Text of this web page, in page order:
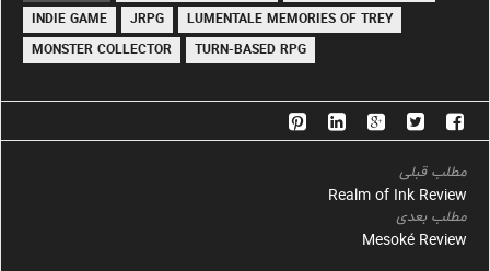
INDIE GAME
JRPG
LUMENTALE MEMORIES OF TREY
MONSTER COLLECTOR
TURN-BASED RPG
مطلب قبلی
Realm of Ink Review
مطلب بعدی
Mesoké Review